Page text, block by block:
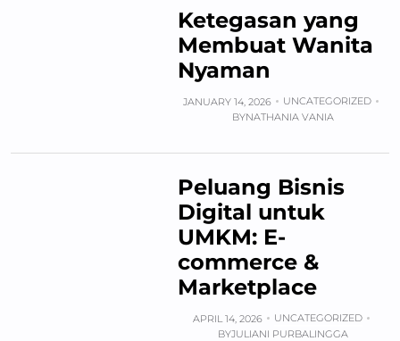
Ketegasan yang
Membuat Wanita
Nyaman
JANUARY 14, 2026
UNCATEGORIZED
BYNATHANIA VANIA
Peluang Bisnis
Digital untuk
UMKM: E-
commerce &
Marketplace
APRIL 14, 2026
UNCATEGORIZED
BYJULIANI PURBALINGGA